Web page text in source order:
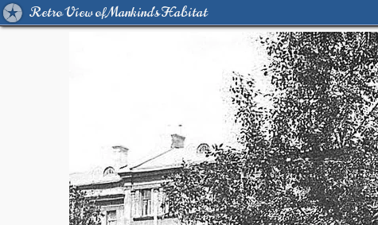
Retro View of Mankind's Habitat